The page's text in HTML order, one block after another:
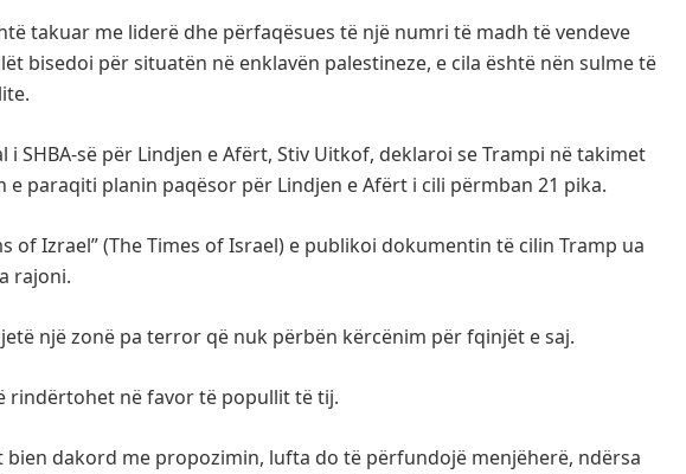
takuar me liderë dhe përfaqësues të një numri të madh të vendeve
bisedoi për situatën në enklavën palestineze, e cila është nën sulme të
i SHBA-së për Lindjen e Afërt, Stiv Uitkof, deklaroi se Trampi në takimet
e paraqiti planin paqësor për Lindjen e Afërt i cili përmban 21 pika.
of Izrael” (The Times of Israel) e publikoi dokumentin të cilin Tramp ua
rajoni.
jetë një zonë pa terror që nuk përbën kërcënim për fqinjët e saj.
rindërtohet në favor të popullit të tij.
bien dakord me propozimin, lufta do të përfundojë menjëherë, ndërsa